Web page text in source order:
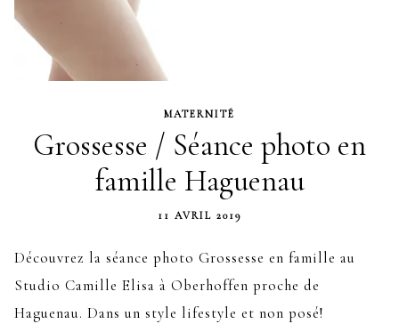
MATERNITÉ
Grossesse / Séance photo en
famille Haguenau
11 AVRIL 2019
Découvrez la séance photo Grossesse en famille au
Studio Camille Elisa à Oberhoffen proche de
Haguenau. Dans un style lifestyle et non posé!